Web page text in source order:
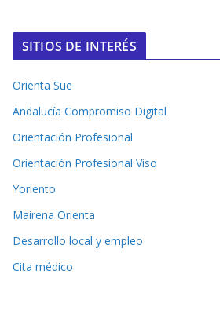
SITIOS DE INTERÉS
Orienta Sue
Andalucía Compromiso Digital
Orientación Profesional
Orientación Profesional Viso
Yoriento
Mairena Orienta
Desarrollo local y empleo
Cita médico